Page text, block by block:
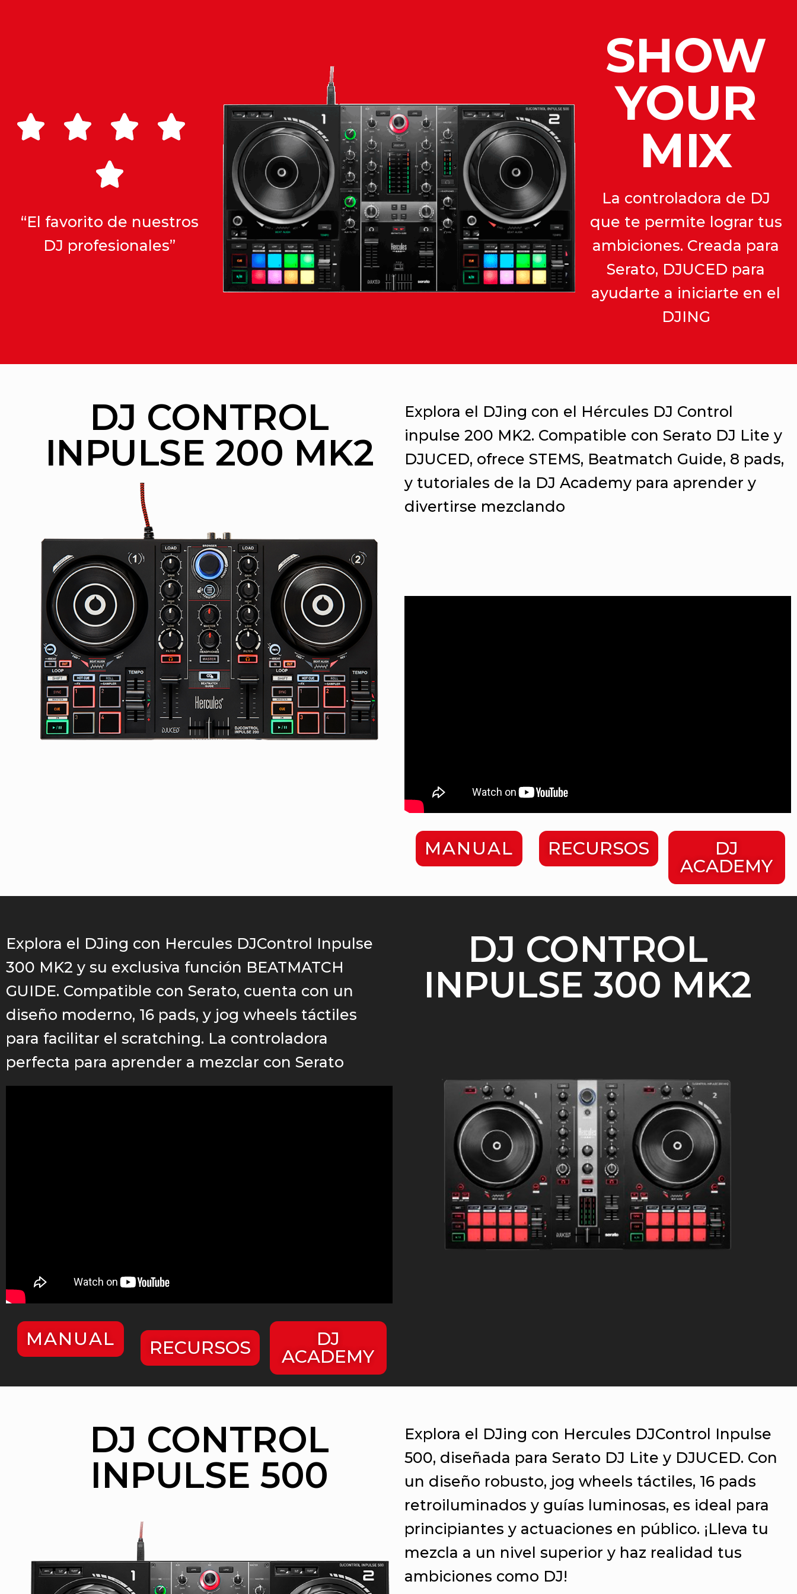
  


“El favorito de nuestros
DJ profesionales”
SHOW
YOUR
MIX
La controladora de DJ
que te permite lograr tus
ambiciones. Creada para
Serato, DJUCED para
ayudarte a iniciarte en el
DJING
DJ CONTROL
INPULSE 200 MK2
Explora el DJing con el Hércules DJ Control
inpulse 200 MK2. Compatible con Serato DJ Lite y
DJUCED, ofrece STEMS, Beatmatch Guide, 8 pads,
y tutoriales de la DJ Academy para aprender y
divertirse mezclando
MANUAL RECURSOS
DJ
ACADEMY
Explora el DJing con Hercules DJControl Inpulse
300 MK2 y su exclusiva función BEATMATCH
GUIDE. Compatible con Serato, cuenta con un
diseño moderno, 16 pads, y jog wheels táctiles
para facilitar el scratching. La controladora
perfecta para aprender a mezclar con Serato
MANUAL RECURSOS
DJ
ACADEMY
DJ CONTROL
INPULSE 300 MK2
DJ CONTROL
INPULSE 500
Explora el DJing con Hercules DJControl Inpulse
500, diseñada para Serato DJ Lite y DJUCED. Con
un diseño robusto, jog wheels táctiles, 16 pads
retroiluminados y guías luminosas, es ideal para
principiantes y actuaciones en público. ¡Lleva tu
mezcla a un nivel superior y haz realidad tus
ambiciones como DJ!